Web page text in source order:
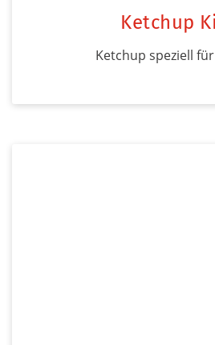
Ketchup
Ketchup speziell